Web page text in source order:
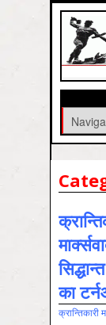
का
क्रान्तिकारी